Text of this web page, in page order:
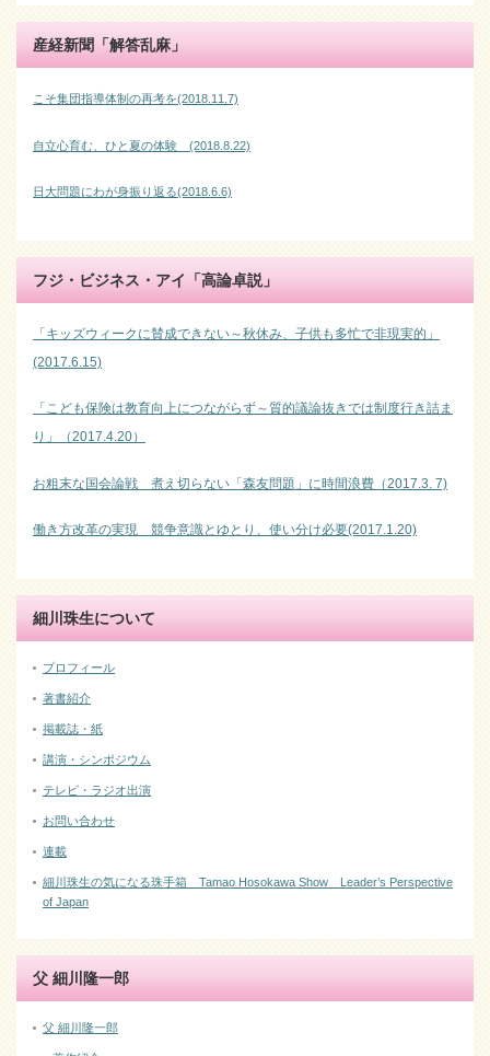
産経新聞「解答乱麻」
こそ集団指導体制の再考を(2018.11.7)
自立心育む、ひと夏の体験 (2018.8.22)
日大問題にわが身振り返る(2018.6.6)
フジ・ビジネス・アイ「高論卓説」
「キッズウィークに賛成できない～秋休み、子供も多忙で非現実的」
(2017.6.15)
「こども保険は教育向上につながらず～質的議論抜きでは制度行き詰ま
り」（2017.4.20）
お粗末な国会論戦 煮え切らない「森友問題」に時間浪費（2017.3. 7)
働き方改革の実現 競争意識とゆとり、使い分け必要(2017.1.20)
細川珠生について
プロフィール
著書紹介
掲載誌・紙
講演・シンポジウム
テレビ・ラジオ出演
お問い合わせ
連載
細川珠生の気になる珠手箱 Tamao Hosokawa Show Leader’s Perspective
of Japan
父 細川隆一郎
父 細川隆一郎